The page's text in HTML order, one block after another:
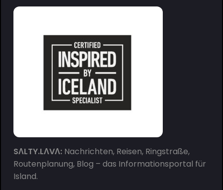
SΛLTY.LΛVΛ:Nachrichten, Reisen, Ringstraße,
Routenplanung, Blog – das Informationsportal für
Island.